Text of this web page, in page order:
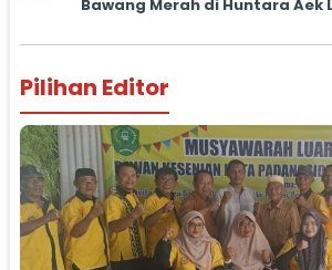
Bawang Merah di Huntara Aek
Pilihan Editor